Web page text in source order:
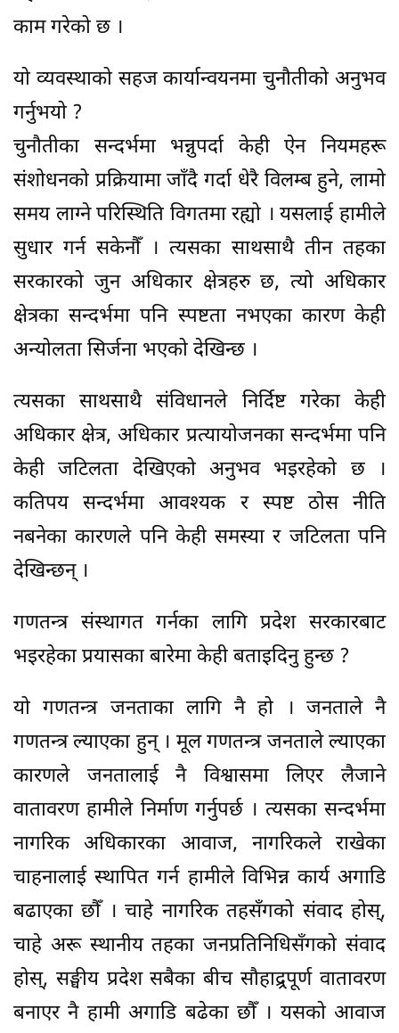
काम गरेको छ ।
यो व्यवस्थाको सहज कार्यान्वयनमा चुनौतीको अनुभव
गर्नुभयो ?
चुनौतीका सन्दर्भमा भन्नुपर्दा केही ऐन नियमहरू
संशोधनको प्रक्रियामा जाँदै गर्दा धेरै विलम्ब हुने, लामो
समय लाग्ने परिस्थिति विगतमा रह्यो । यसलाई हामीले
सुधार गर्न सकेनौँ । त्यसका साथसाथै तीन तहका
सरकारको जुन अधिकार क्षेत्रहरु छ, त्यो अधिकार
क्षेत्रका सन्दर्भमा पनि स्पष्टता नभएका कारण केही
अन्योलता सिर्जना भएको देखिन्छ ।
त्यसका साथसाथै संविधानले निर्दिष्ट गरेका केही
अधिकार क्षेत्र, अधिकार प्रत्यायोजनका सन्दर्भमा पनि
केही जटिलता देखिएको अनुभव भइरहेको छ ।
कतिपय सन्दर्भमा आवश्यक र स्पष्ट ठोस नीति
नबनेका कारणले पनि केही समस्या र जटिलता पनि
देखिन्छन् ।
गणतन्त्र संस्थागत गर्नका लागि प्रदेश सरकारबाट
भइरहेका प्रयासका बारेमा केही बताइदिनु हुन्छ ?
यो गणतन्त्र जनताका लागि नै हो । जनताले नै
गणतन्त्र ल्याएका हुन् । मूल गणतन्त्र जनताले ल्याएका
कारणले जनतालाई नै विश्वासमा लिएर लैजाने
वातावरण हामीले निर्माण गर्नुपर्छ । त्यसका सन्दर्भमा
नागरिक अधिकारका आवाज, नागरिकले राखेका
चाहनालाई स्थापित गर्न हामीले विभिन्न कार्य अगाडि
बढाएका छौँ । चाहे नागरिक तहसँगको संवाद होस्,
चाहे अरू स्थानीय तहका जनप्रतिनिधिसँगको संवाद
होस्, सङ्घीय प्रदेश सबैका बीच सौहाद्र्रपूर्ण वातावरण
बनाएर नै हामी अगाडि बढेका छौँ । यसको आवाज